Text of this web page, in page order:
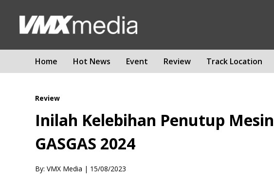
Home Hot News Event Review Track Location
Review
Inilah Kelebihan Penutup
GASGAS 2024
By: VMX Media | 15/08/2023